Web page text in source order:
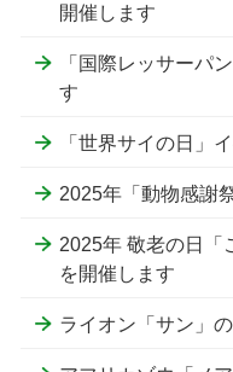
開催します
「国際レッサーパ
す
「世界サイの日」
2025年「動物感謝
2025年 敬老の日「
を開催します
ライオン「サン」